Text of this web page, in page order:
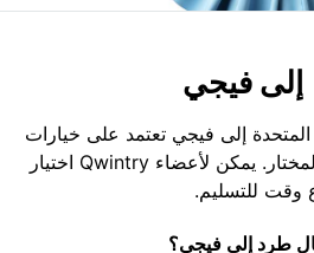
إلى فيجي
إلى فيجي تعتمد على خيارات
الشحن، التأمين، والناقل المختار. يمكن لأعضاء Qwintry اختيار
وقت للتسليم.
طرد إلى فيجي؟